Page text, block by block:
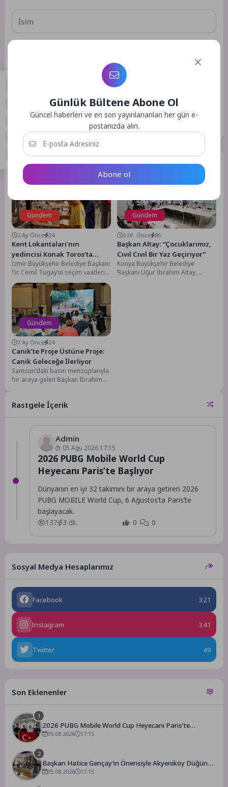
Daha sonraki yorumlarımda kullanılması için adım, e-posta
adresim ve site adresim bu tarayıcıya kaydedilsin.
Benzer Yazılar
Gündem
2 Ay Önce 24
Kent Lokantaları’nın
yedincisi Konak Toros’ta
açılıyor
İzmir Büyükşehir Belediye Başkanı
Dr. Cemil Tugay’ın seçim vaatleri
arasında yer alan ve göreve
gelir...
Gündem
2 Hf. Önce 86
Başkan Altay: “Çocuklarımız,
Cıvıl Cıvıl Bir Yaz Geçiriyor”
Konya Büyükşehir Belediye
Başkanı Uğur İbrahim Altay,
Gündem
7 Ay Önce 24
Canik’te Proje Üstüne Proje:
Canik Geleceğe İlerliyor
Samsun'daki basın mensuplarıyla
bir araya gelen Başkan İbrahim
Rastgele İçerik
Admin
05 Ağu 2026 17:15
2026 PUBG Mobile World Cup
Heyecanı Paris’te Başlıyor
Dünyanın en iyi 32 takımını bir araya getiren 2026
PUBG MOBILE World Cup, 6 Ağustos’ta Paris’te
başlayacak.
137
3 dk. 0 0
Sosyal Medya Hesaplarımız
Facebook 321
Instagram 341
Twitter 49
Son Eklenenler
1
2026 PUBG Mobile World Cup Heyecanı Paris’te
Başlıyor
05.08.2026 17:15
2
Başkan Hatice Gençay’ın Önerisiyle Akyeniköy Düğün
Salonu Yıl Sonuna Kadar Ücretsiz
05.08.2026 17:15
Günlük Bültene Abone Ol
Güncel haberleri ve en son yayınlananları her gün e-
postanızda alın.
Abone ol